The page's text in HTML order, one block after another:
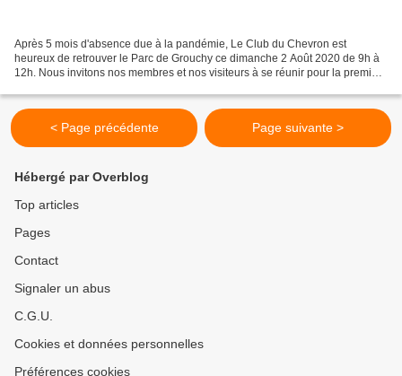
Après 5 mois d'absence due à la pandémie, Le Club du Chevron est
heureux de retrouver le Parc de Grouchy ce dimanche 2 Août 2020 de 9h à
12h. Nous invitons nos membres et nos visiteurs à se réunir pour la première
< Page précédente Page suivante >
Hébergé par Overblog
Top articles
Pages
Contact
Signaler un abus
C.G.U.
Cookies et données personnelles
Préférences cookies